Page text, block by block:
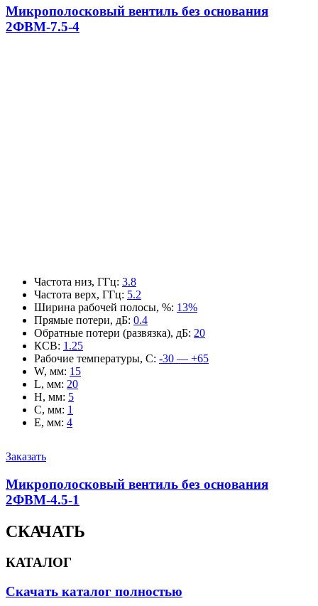
Микрополосковый вентиль без основания
2ФВМ-7.5-4
Частота низ, ГГц: 3.8
Частота верх, ГГц: 5.2
Ширина рабочей полосы, %: 13%
Прямые потери, дБ: 0.4
Обратные потери (развязка), дБ: 20
КСВ: 1.25
Рабочие температуры, С: -30 — +65
W, мм: 15
L, мм: 20
H, мм: 5
C, мм: 1
E, мм: 4
Заказать
Микрополосковый вентиль без основания
2ФВМ-4.5-1
СКАЧАТЬ
КАТАЛОГ
Скачать каталог полностью